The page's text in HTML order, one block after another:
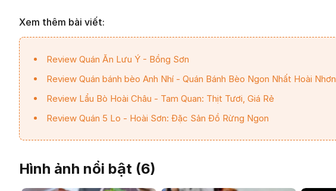
Xem thêm bài viết:
Review Quán Ăn Lưu Ý - Bồng Sơn
Review Quán bánh bèo Anh Nhí - Quán Bánh Bèo Ngon Nhất Hoài Nhơn
Review Lẩu Bò Hoài Châu - Tam Quan: Thịt Tươi, Giá Rẻ
Review Quán 5 Lo - Hoài Sơn: Đặc Sản Đồ Rừng Ngon
Hình ảnh nổi bật (6)